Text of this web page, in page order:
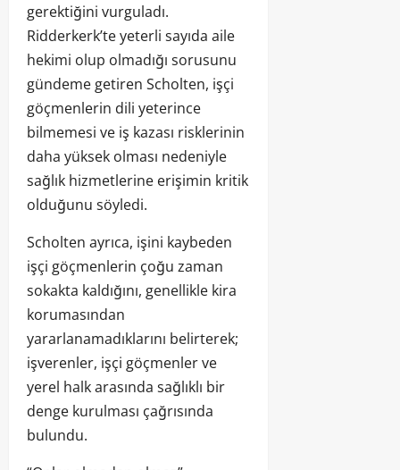
gerektiğini vurguladı.
Ridderkerk’te yeterli sayıda aile
hekimi olup olmadığı sorusunu
gündeme getiren Scholten, işçi
göçmenlerin dili yeterince
bilmemesi ve iş kazası risklerinin
daha yüksek olması nedeniyle
sağlık hizmetlerine erişimin kritik
olduğunu söyledi.
Scholten ayrıca, işini kaybeden
işçi göçmenlerin çoğu zaman
sokakta kaldığını, genellikle kira
korumasından
yararlanamadıklarını belirterek;
işverenler, işçi göçmenler ve
yerel halk arasında sağlıklı bir
denge kurulması çağrısında
bulundu.